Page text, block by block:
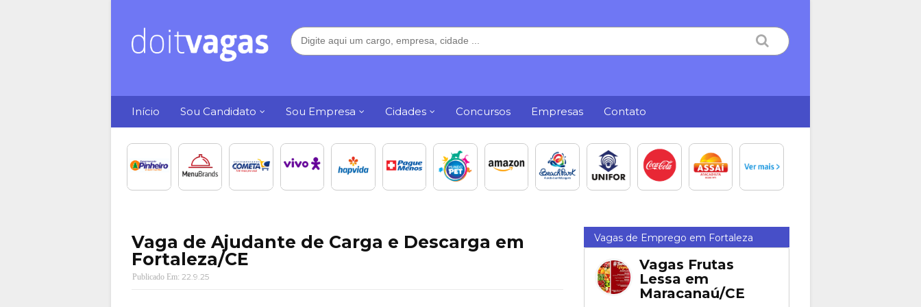
Início Sou Candidato Sou Empresa Cidades Concursos Empresas Contato
Vaga de Ajudante de Carga e Descarga em
Fortaleza/CE
22.9.25
Vagas de Emprego em Fortaleza
Vagas Frutas
Lessa em
Maracanaú/CE